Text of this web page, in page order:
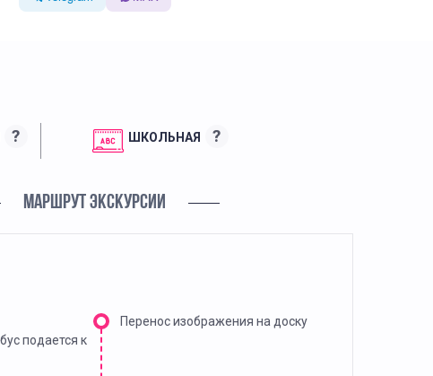
? ШКОЛЬНАЯ ?
МАРШРУТ ЭКСКУРСИИ
подается к
Перенос изображения на доску